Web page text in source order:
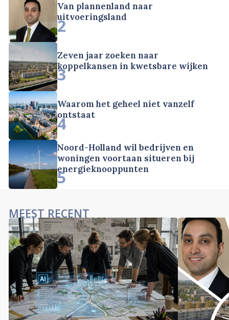
Van plannenland naar
uitvoeringsland
2
Zeven jaar zoeken naar
koppelkansen in kwetsbare wijken
3
Waarom het geheel niet vanzelf
ontstaat
4
Noord-Holland wil bedrijven en
woningen voortaan situeren bij
energieknooppunten
5
MEEST RECENT